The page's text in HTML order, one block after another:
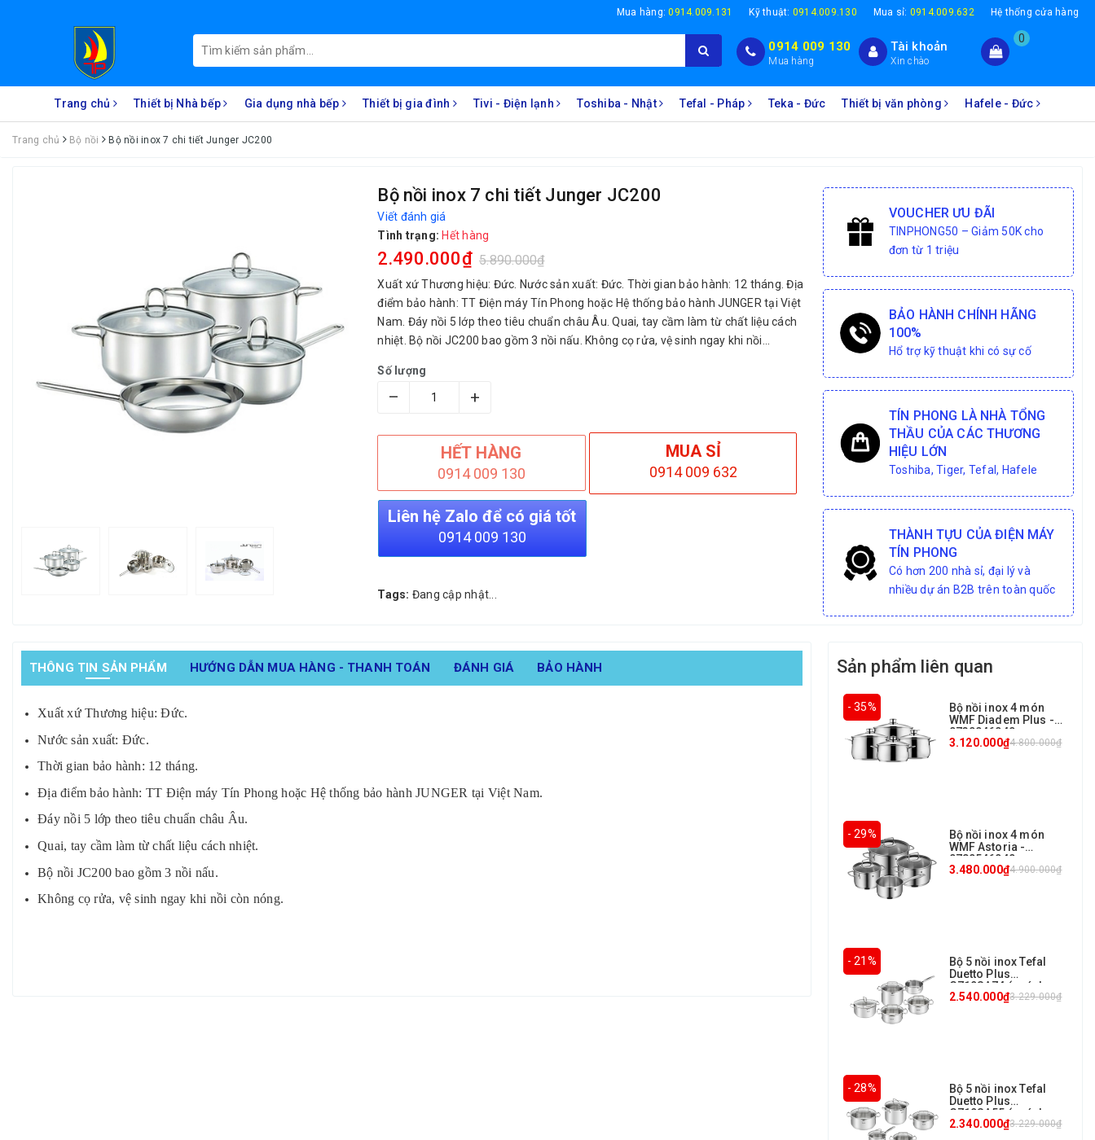
Mua hàng:0914.009.131 Kỹ thuật: 0914.009.130 Mua sỉ: 0914.009.632 Hệ thống cửa hàng
0914 009 130
Mua hàng
Tài khoản
Xin chào
0
Trang chủ Thiết bị Nhà bếp Gia dụng nhà bếp Thiết bị gia đình Tivi - Điện lạnh Toshiba - Nhật Tefal - Pháp Teka - Đức Thiết bị văn phòng Hafele - Đức
Trang chủ Bộ nồi Bộ nồi inox 7 chi tiết Junger JC200
Bộ nồi inox 7 chi tiết Junger JC200
Viết đánh giá
Tình trạng: Hết hàng
2.490.000₫ 5.890.000₫
Xuất xứ Thương hiệu: Đức. Nước sản xuất: Đức. Thời gian bảo hành: 12 tháng. Địa
điểm bảo hành: TT Điện máy Tín Phong hoặc Hệ thống bảo hành JUNGER tại Việt
Nam. Đáy nồi 5 lớp theo tiêu chuẩn châu Âu. Quai, tay cầm làm từ chất liệu cách
nhiệt. Bộ nồi JC200 bao gồm 3 nồi nấu. Không cọ rửa, vệ sinh ngay khi nồi...
Số lượng
– +
HẾT HÀNG
0914 009 130
MUA SỈ
0914 009 632
Liên hệ Zalo để có giá tốt
0914 009 130
Tags: Đang cập nhật...
VOUCHER ƯU ĐÃI
TINPHONG50 – Giảm 50K cho
đơn từ 1 triệu
BẢO HÀNH CHÍNH HÃNG
100%
Hổ trợ kỹ thuật khi có sự cố
TÍN PHONG LÀ NHÀ TỔNG
THẦU CỦA CÁC THƯƠNG
HIỆU LỚN
Toshiba, Tiger, Tefal, Hafele
THÀNH TỰU CỦA ĐIỆN MÁY
TÍN PHONG
Có hơn 200 nhà sỉ, đại lý và
nhiều dự án B2B trên toàn quốc
THÔNG TIN SẢN PHẨM HƯỚNG DẪN MUA HÀNG - THANH TOÁN ĐÁNH GIÁ BẢO HÀNH
Xuất xứ Thương hiệu: Đức.
Nước sản xuất: Đức.
Thời gian bảo hành: 12 tháng.
Địa điểm bảo hành: TT Điện máy Tín Phong hoặc Hệ thống bảo hành JUNGER tại Việt Nam.
Đáy nồi 5 lớp theo tiêu chuẩn châu Âu.
Quai, tay cầm làm từ chất liệu cách nhiệt.
Bộ nồi JC200 bao gồm 3 nồi nấu.
Không cọ rửa, vệ sinh ngay khi nồi còn nóng.
Sản phẩm liên quan
- 35%
Bộ nồi inox 4 món
WMF Diadem Plus -
0730046040
4.800.000₫
3.120.000₫
- 29%
Bộ nồi inox 4 món
WMF Astoria -
0780546040
4.900.000₫
3.480.000₫
- 21%
Bộ 5 nồi inox Tefal
Duetto Plus
G719SA74 (quánh
16cm, nồi hầm3.229.000₫
2.540.000₫
- 28%
Bộ 5 nồi inox Tefal
Duetto Plus
G719SA55 (quánh
16cm, nồi
3.229.000₫
2.340.000₫